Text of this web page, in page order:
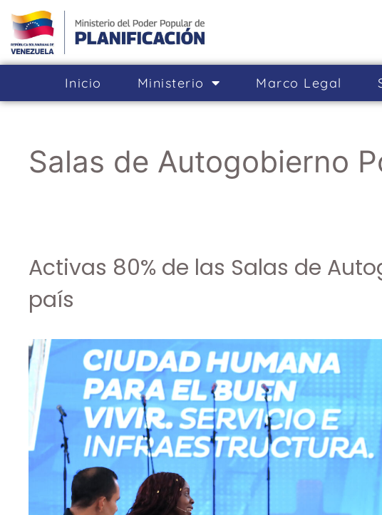
Inicio Ministerio Marco Legal
Salas de Autogobierno
Activas 80% de las Salas de
país